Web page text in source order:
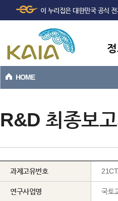
본문바로가기
이 누리집은 대한민국 공식
HOME
R&D 최종보고
과제고유번호
연구사업명 국토